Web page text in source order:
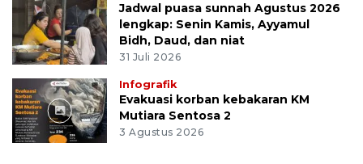
Jadwal puasa sunnah Agustus 2026
lengkap: Senin Kamis, Ayyamul
Bidh, Daud, dan niat
31 Juli 2026
Infografik
Evakuasi korban kebakaran KM
Mutiara Sentosa 2
3 Agustus 2026